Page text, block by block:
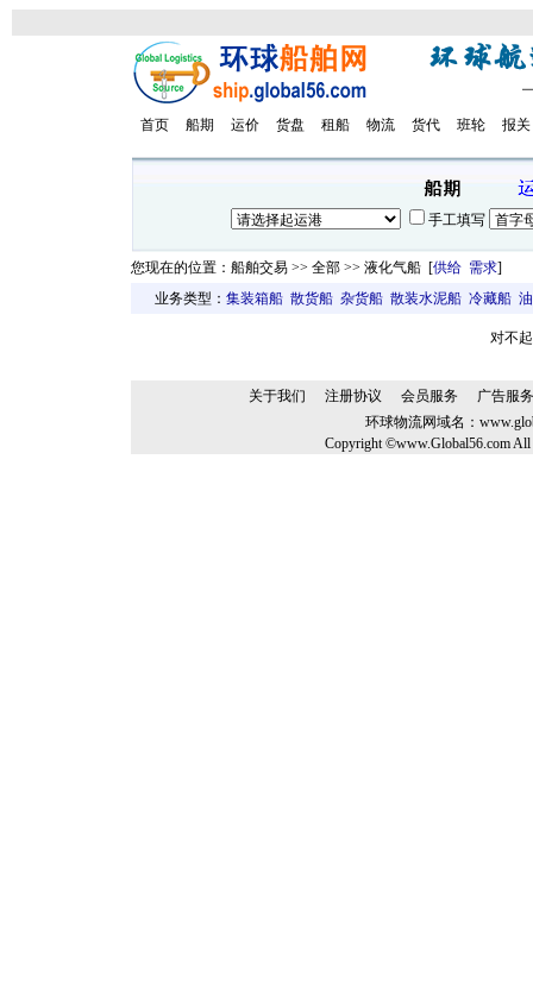
首页 船期 运价 货盘 租船 物流 货代 班轮 报关
手工填写
您现在的位置：船舶交易 >> 全部 >> 液化气船 [供给 需求]
业务类型： 集装箱船 散货船 杂货船 散装水泥船 冷藏船
对不
关于我们 注册协议 会员服务
广告服务
环球物流网域名：
Copyright ©www.Global56.com All